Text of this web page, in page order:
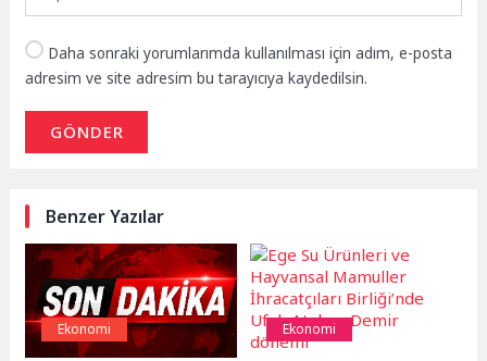
Daha sonraki yorumlarımda kullanılması için adım, e-posta
adresim ve site adresim bu tarayıcıya kaydedilsin.
GÖNDER
Benzer Yazılar
Ekonomi Ekonomi